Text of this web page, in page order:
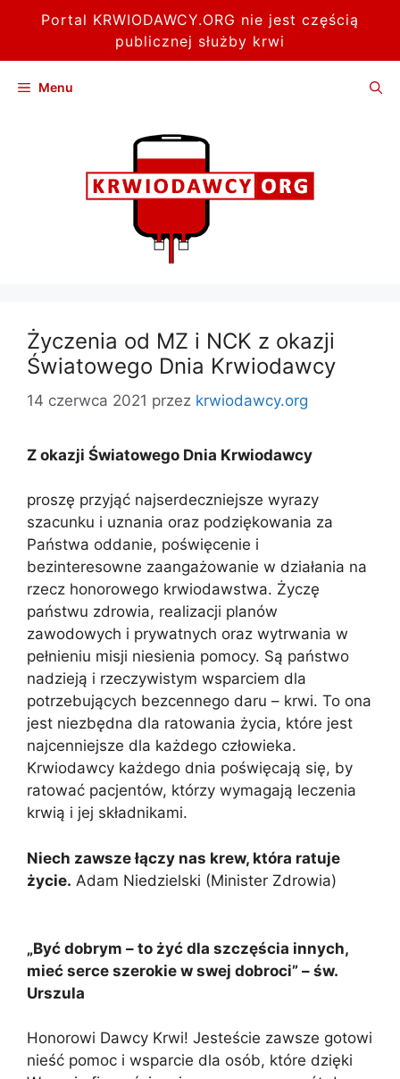
Portal KRWIODAWCY.ORG nie jest częścią
publicznej służby krwi
Menu
Życzenia od MZ i NCK z okazji
Światowego Dnia Krwiodawcy
14 czerwca 2021 przez krwiodawcy.org
Z okazji Światowego Dnia Krwiodawcy
proszę przyjąć najserdeczniejsze wyrazy
szacunku i uznania oraz podziękowania za
Państwa oddanie, poświęcenie i
bezinteresowne zaangażowanie w działania na
rzecz honorowego krwiodawstwa. Życzę
państwu zdrowia, realizacji planów
zawodowych i prywatnych oraz wytrwania w
pełnieniu misji niesienia pomocy. Są państwo
nadzieją i rzeczywistym wsparciem dla
potrzebujących bezcennego daru – krwi. To ona
jest niezbędna dla ratowania życia, które jest
najcenniejsze dla każdego człowieka.
Krwiodawcy każdego dnia poświęcają się, by
ratować pacjentów, którzy wymagają leczenia
krwią i jej składnikami.
Niech zawsze łączy nas krew, która ratuje
życie. Adam Niedzielski (Minister Zdrowia)
„Być dobrym – to żyć dla szczęścia innych,
mieć serce szerokie w swej dobroci” – św.
Urszula
Honorowi Dawcy Krwi! Jesteście zawsze gotowi
nieść pomoc i wsparcie dla osób, które dzięki